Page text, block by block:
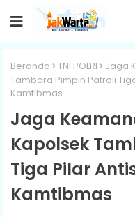
Beranda TNI POLRI
Jaga
Tambora Pimpin Patroli
Kamtibmas
Jaga
Kapolsek
Tiga Pilar
Kamtibmas